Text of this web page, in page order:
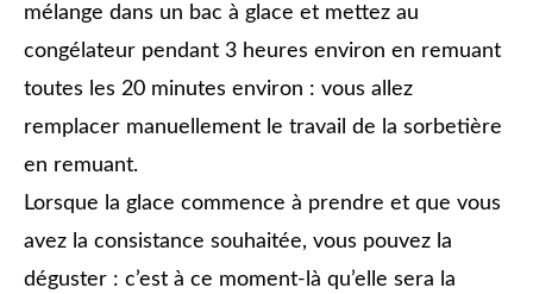
mélange dans un bac à glace et mettez au
congélateur pendant 3 heures environ en remuant
toutes les 20 minutes environ : vous allez
remplacer manuellement le travail de la sorbetière
en remuant.
Lorsque la glace commence à prendre et que vous
avez la consistance souhaitée, vous pouvez la
déguster : c’est à ce moment-là qu’elle sera la